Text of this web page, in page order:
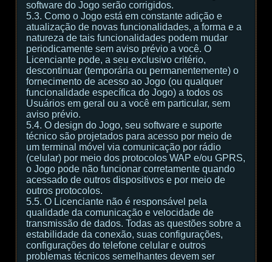
software do Jogo serão corrigidos.
5.3. Como o Jogo está em constante adição e
atualização de novas funcionalidades, a forma e a
natureza de tais funcionalidades podem mudar
periodicamente sem aviso prévio a você. O
Licenciante pode, a seu exclusivo critério,
descontinuar (temporária ou permanentemente) o
fornecimento de acesso ao Jogo (ou qualquer
funcionalidade específica do Jogo) a todos os
Usuários em geral ou a você em particular, sem
aviso prévio.
5.4. O design do Jogo, seu software e suporte
técnico são projetados para acesso por meio de
um terminal móvel via comunicação por rádio
(celular) por meio dos protocolos WAP e/ou GPRS,
o Jogo pode não funcionar corretamente quando
acessado de outros dispositivos e por meio de
outros protocolos.
5.5. O Licenciante não é responsável pela
qualidade da comunicação e velocidade de
transmissão de dados. Todas as questões sobre a
estabilidade da conexão, suas configurações,
configurações do telefone celular e outros
problemas técnicos semelhantes devem ser